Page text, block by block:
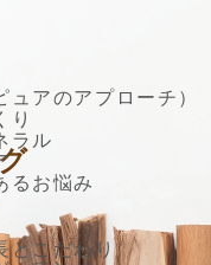
アのアプローチ）
り
ラル
るお悩み
とこだわり